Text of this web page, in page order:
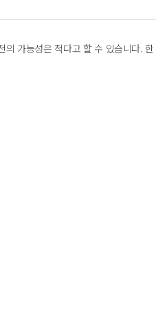
가능성은 적다고 할 수 있습니다.